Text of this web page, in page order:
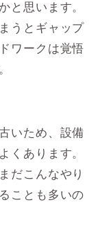
と思います。
うとギャップ
ワークは覚悟
いため、設備
くあります。
だこんなやり
ことも多いの